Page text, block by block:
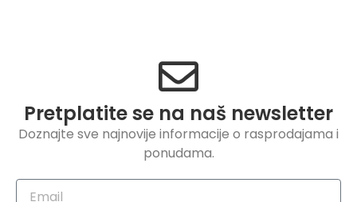
Pretplatite se na naš newsletter
Doznajte sve najnovije informacije o rasprodajama i
ponudama.